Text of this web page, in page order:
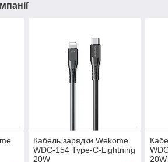
Кабель зарядки Wekome
WDC-154 Type-C-Lightning
20W